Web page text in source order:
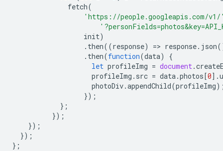
fetch(
'https://people.googleapis.com/
init)
. then((response) => response. json
. then(function(data)
{
let profileImg = document.
profileImg . src = data.photos [0].
photoDiv.appendChild(profileImg
});
};
});
});
});
};